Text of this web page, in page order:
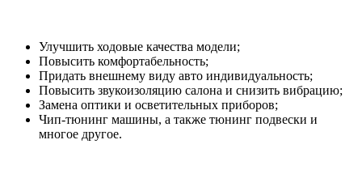
Улучшить ходовые качества модели;
Повысить комфортабельность;
Придать внешнему виду авто индивидуальность;
Повысить звукоизоляцию салона и снизить вибрацию;
Замена оптики и осветительных приборов;
Чип-тюнинг машины, а также тюнинг подвески и
многое другое.